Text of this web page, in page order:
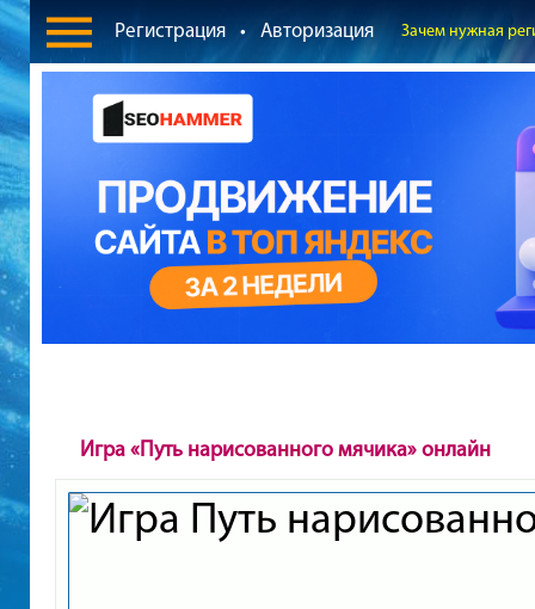
Регистрация • Авторизация Зачем нужная
Игра «Путь нарисованного мячика» онлайн